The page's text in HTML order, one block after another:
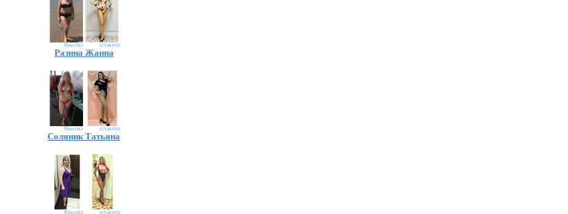
Разина Жанна
Соляник Татьяна